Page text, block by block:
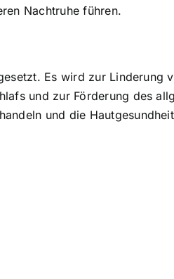
Nachtruhe führen.
Es wird zur Linderung
und zur Förderung des
und die